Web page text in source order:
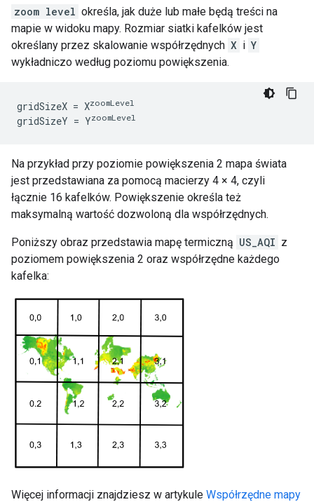
zoom level określa, jak duże lub małe będą treści na
mapie w widoku mapy. Rozmiar siatki kafelków jest
określany przez skalowanie współrzędnych X i Y
wykładniczo według poziomu powiększenia.
gridSizeX = XzoomLevel
gridSizeY = YzoomLevel
Na przykład przy poziomie powiększenia 2 mapa świata
jest przedstawiana za pomocą macierzy 4 × 4, czyli
łącznie 16 kafelków. Powiększenie określa też
maksymalną wartość dozwoloną dla współrzędnych.
Poniższy obraz przedstawia mapę termiczną US_AQI z
poziomem powiększenia 2 oraz współrzędne każdego
kafelka:
Więcej informacji znajdziesz w artykule Współrzędne mapy